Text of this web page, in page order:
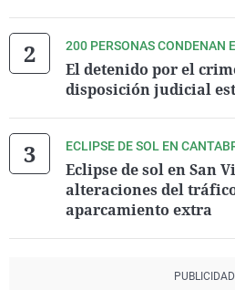
200 PERSONAS CONDENAN
El detenido por el
disposición judicial
ECLIPSE DE SOL EN
Eclipse de sol en San
alteraciones del
aparcamiento extra